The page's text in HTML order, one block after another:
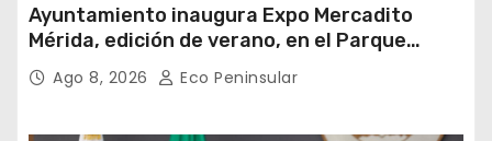
Ayuntamiento inaugura Expo Mercadito
Mérida, edición de verano, en el Parque
Eulogio Rosado
Ago 8, 2026 Eco Peninsular